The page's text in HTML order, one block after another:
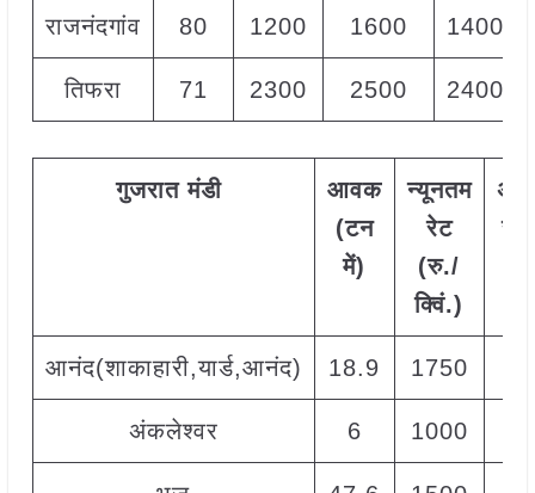
राजनंदगांव 80 1200 1600 1400
तिफरा 71 2300 2500 2400
गुजरात मंडी
आवक
(टन
में)
न्यूनतम
रेट
(रु./
क्विं.)
आनंद(शाकाहारी,यार्ड,आनंद) 18.9 1750
अंकलेश्वर 6 1000